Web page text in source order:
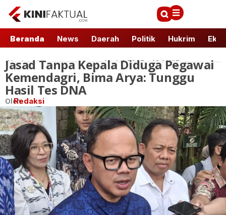
Beranda News Daerah Politik Hukrim
Nasional 12 Jul 2025 - 16:1 WIB
Jasad Tanpa Kepala Diduga Pegawai
Kemendagri, Bima Arya: Tunggu
Hasil Tes DNA
OlehRedaksi